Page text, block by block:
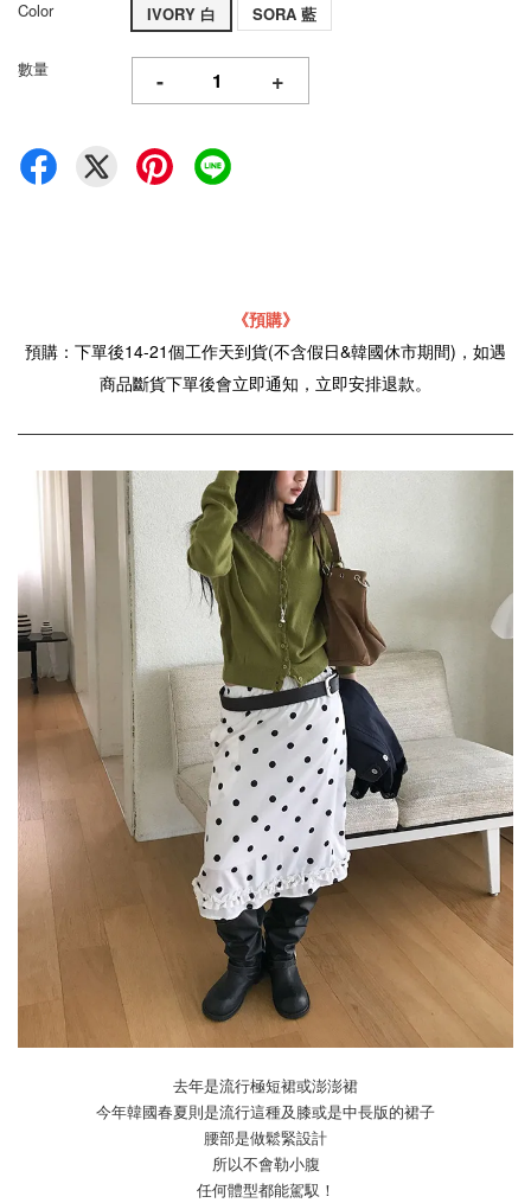
Color IVORY 白 SORA 藍
數量 - +
《預購》
預購：下單後14-21個工作天到貨(不含假日&韓國休市期間)，如遇
商品斷貨下單後會立即通知，立即安排退款。
去年是流行極短裙或澎澎裙
今年韓國春夏則是流行這種及膝或是中長版的裙子
腰部是做鬆緊設計
所以不會勒小腹
任何體型都能駕馭！